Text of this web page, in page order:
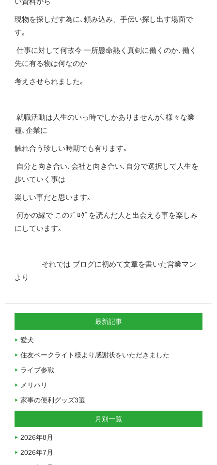
現物を探しだす為に､頼み込み、手伝い探し出す場面で
す｡
仕事に対して何故今 一所懸命熱く真剣に働くのか､働く
先に有る物は何なのか
考えさせられました｡
就職活動は人生のいっ時でしかありませんが､様々な業
種､企業に
触れ合う珍しい時期でも有ります｡
自分と向き合い､会社と向き合い､自分で選択して人生を
歩いていく事は
楽しい事だと思います｡
何かの縁で このﾌﾞﾛｸﾞを読んだ人と出会える事を楽しみ
にしています｡
それでは ブログに初めて文章を書いた営業マン
より
最新記事
愛犬
住友ベークライト様より感謝状をいただきました
ライブ参戦
メリハリ
家事の便利グッズ3選
月別一覧
2026年8月
2026年7月